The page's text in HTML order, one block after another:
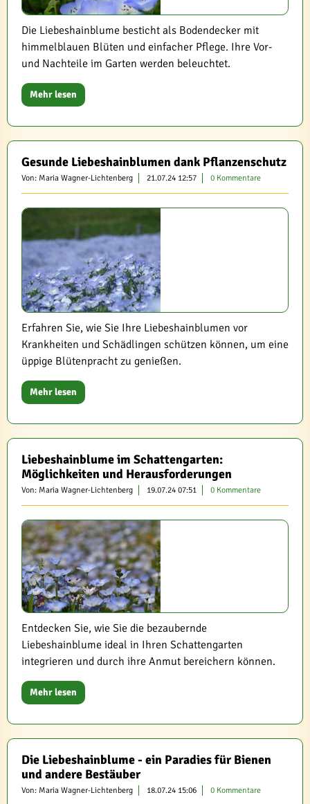
Die Liebeshainblume besticht als Bodendecker mit
himmelblauen Blüten und einfacher Pflege. Ihre Vor-
und Nachteile im Garten werden beleuchtet.
Mehr lesen
Gesunde Liebeshainblumen dank Pflanzenschutz
Von: Maria Wagner-Lichtenberg 21.07.24 12:57 0 Kommentare
Erfahren Sie, wie Sie Ihre Liebeshainblumen vor
Krankheiten und Schädlingen schützen können, um eine
üppige Blütenpracht zu genießen.
Mehr lesen
Liebeshainblume im Schattengarten:
Möglichkeiten und Herausforderungen
Von: Maria Wagner-Lichtenberg 19.07.24 07:51 0 Kommentare
Entdecken Sie, wie Sie die bezaubernde
Liebeshainblume ideal in Ihren Schattengarten
integrieren und durch ihre Anmut bereichern können.
Mehr lesen
Die Liebeshainblume - ein Paradies für Bienen
und andere Bestäuber
Von: Maria Wagner-Lichtenberg 18.07.24 15:06 0 Kommentare